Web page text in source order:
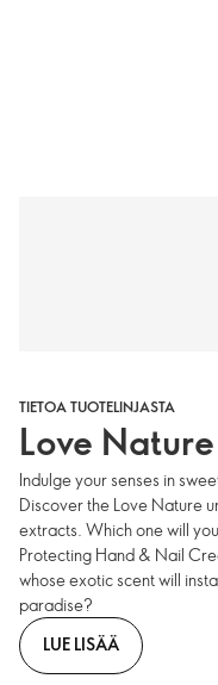
TIETOA TUOTELINJASTA
Love Nature
Indulge your senses in
Discover the Love Nature
extracts. Which one will
Protecting Hand & Nail
whose exotic scent will
paradise?
LUE LISÄÄ